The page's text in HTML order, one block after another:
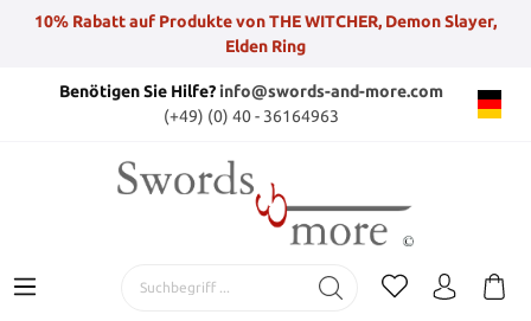
10% Rabatt auf Produkte von THE WITCHER, Demon Slayer,
Elden Ring
Benötigen Sie Hilfe?info@swords-and-more.com
(+49) (0) 40 - 36164963